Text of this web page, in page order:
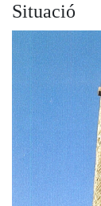
Situació